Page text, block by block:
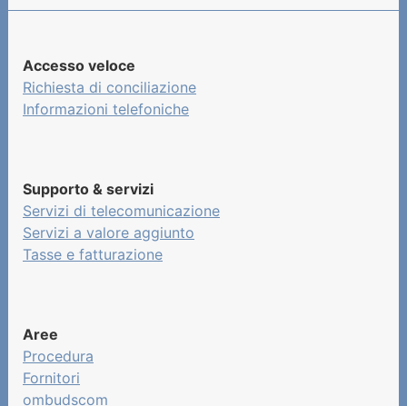
Accesso veloce
Richiesta di conciliazione
Informazioni telefoniche
Supporto & servizi
Servizi di telecomunicazione
Servizi a valore aggiunto
Tasse e fatturazione
Aree
Procedura
Fornitori
ombudscom